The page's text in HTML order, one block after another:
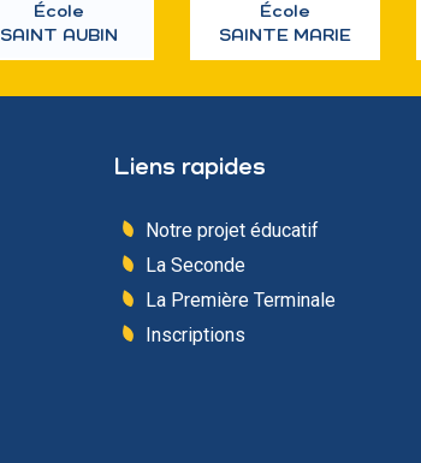
École
SAINT AUBIN
École
SAINTE MARIE
Liens rapides
Notre projet éducatif
La Seconde
La Première Terminale
Inscriptions